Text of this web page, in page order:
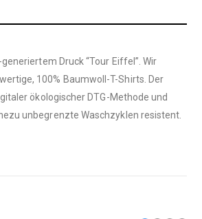
Druck “Tour Eiffel”. Wir
100% Baumwoll-T-Shirts. Der
ökologischer DTG-Methode und
unbegrenzte Waschzyklen resistent.